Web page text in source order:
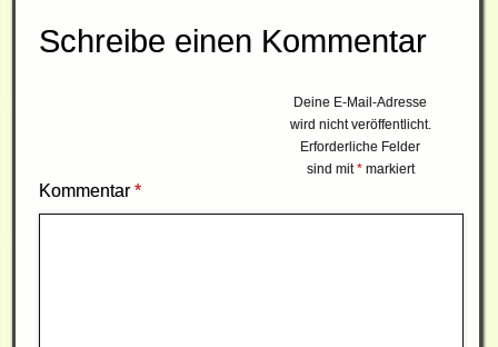
Schreibe einen Kommentar
Deine E-Mail-Adresse
wird nicht veröffentlicht.
Erforderliche Felder
sind mit*markiert
Kommentar*